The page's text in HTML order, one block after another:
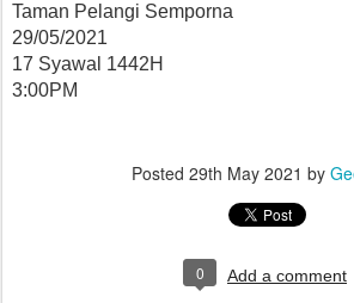
Taman Pelangi Semporna
29/05/2021
17 Syawal 1442H
3:00PM
Posted 29th May 2021 by
0 Add a comment